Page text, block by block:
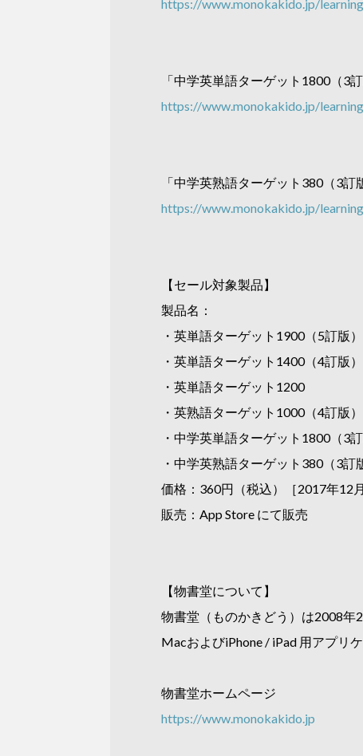
https://www.monokakido.jp/
「中学英単語ターゲット1800（3
https://www.monokakido.jp/
「中学英熟語ターゲット380（3
https://www.monokakido.jp/
【セール対象製品】
製品名：
・英単語ターゲット1900（5訂版）
・英単語ターゲット1400（4訂版）
・英単語ターゲット1200
・英熟語ターゲット1000（4訂版）
・中学英単語ターゲット1800（3訂
・中学英熟語ターゲット380（3訂
価格：360円（税込）［2017年12
販売：App Store にて販売
【物書堂について】
物書堂（ものかきどう）は2008年
MacおよびiPhone / iPad 用アプリ
物書堂ホームページ
https://www.monokakido.jp